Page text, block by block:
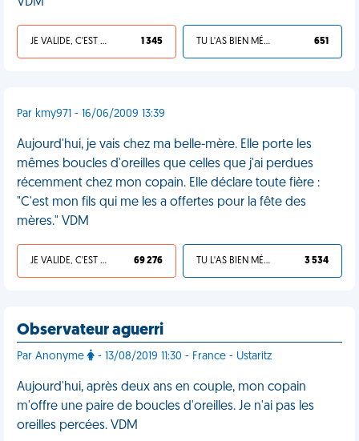
JE VALIDE, C'EST UNE VDM 1 345 TU L'AS BIEN MÉRITÉ 651
Par kmy971 - 16/06/2009 13:39
Aujourd'hui, je vais chez ma belle-mère. Elle porte les
mêmes boucles d'oreilles que celles que j'ai perdues
récemment chez mon copain. Elle déclare toute fière :
"C'est mon fils qui me les a offertes pour la fête des
mères." VDM
JE VALIDE, C'EST UNE VDM 69 276 TU L'AS BIEN MÉRITÉ 3 534
Observateur aguerri
Par Anonyme - 13/08/2019 11:30 - France - Ustaritz
Aujourd'hui, après deux ans en couple, mon copain
m'offre une paire de boucles d'oreilles. Je n'ai pas les
oreilles percées. VDM